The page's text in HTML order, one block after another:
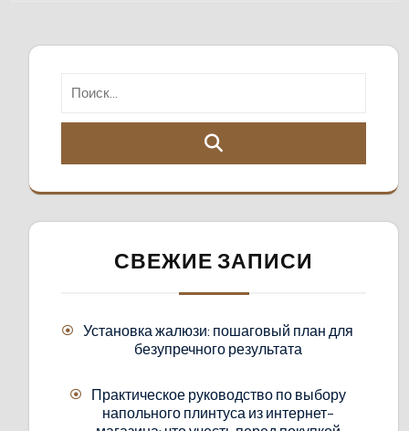
СВЕЖИЕ ЗАПИСИ
Установка жалюзи: пошаговый план для
безупречного результата
Практическое руководство по выбору
напольного плинтуса из интернет-